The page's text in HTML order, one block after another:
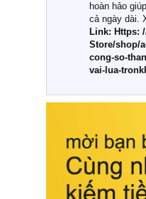
Khác với
thường,
cao cấp trải
nghiêm ngặt
liệu tự nhiên
nhuộm hiện
này, bạn sẽ
hồi chuẩn
cột sống.
Bên cạnh đó,
sản phẩm
hoàn hảo
cả ngày dài.
Link: Https:
Store/shop/
cong-so-
vai-lua-